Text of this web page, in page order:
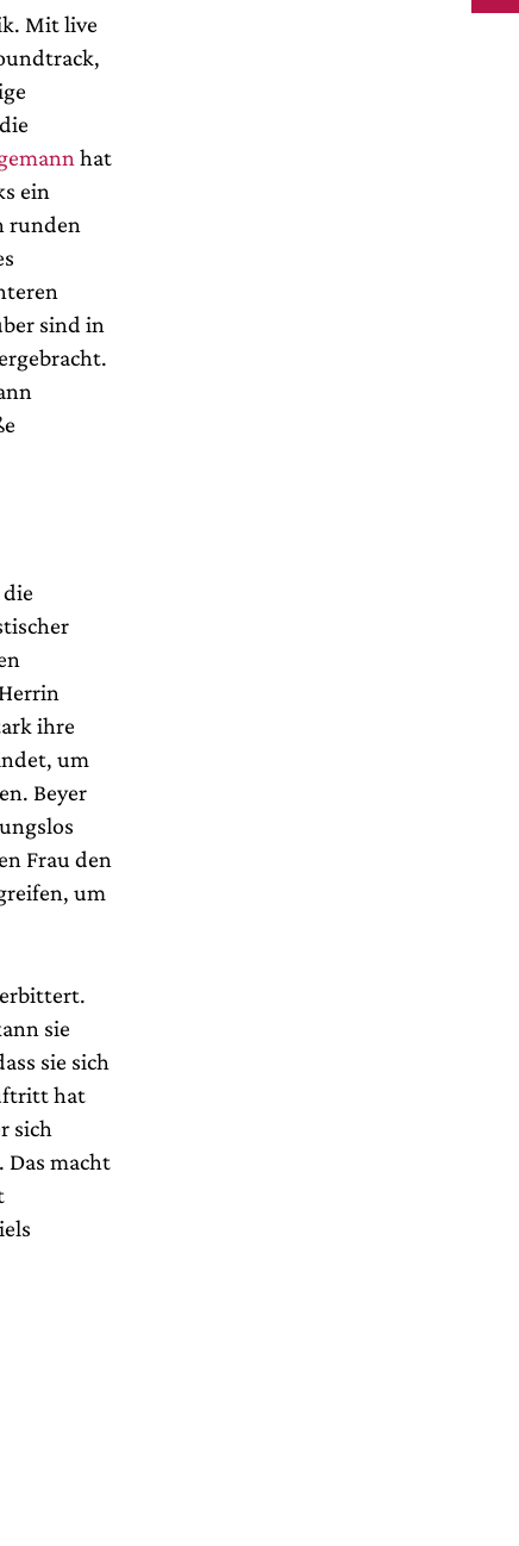
Mit live
hat
ein
runden
sind in
ihre
um
Beyer
Frau den
um
sie
sie sich
hat
sich
macht